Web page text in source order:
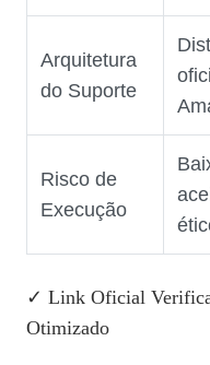
Arquitetura
do Suporte
Risco de
Execução
✓ Link Oficial
Otimizado